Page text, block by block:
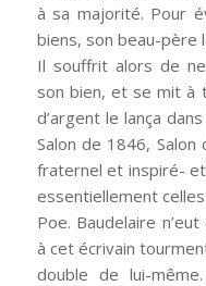
à sa majorité. Pour
biens, son beau-père
Il souffrit alors de
son bien, et se mit à
d’argent le lança
Salon de 1846,
fraternel et inspiré-
essentiellement celles
Poe. Baudelaire
à cet écrivain
double de lui-